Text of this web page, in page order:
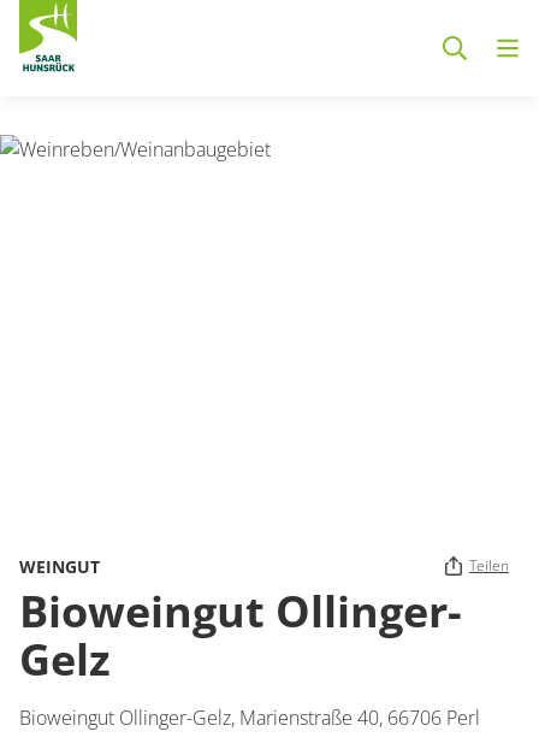
WEINGUT Teilen
Bioweingut Ollinger-
Gelz
Bioweingut Ollinger-Gelz, Marienstraße 40, 66706 Perl